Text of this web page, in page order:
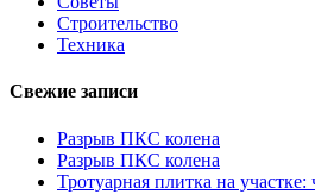
Строительство
Техника
Свежие записи
Разрыв ПКС колена
Разрыв ПКС колена
Тротуарная плитка на